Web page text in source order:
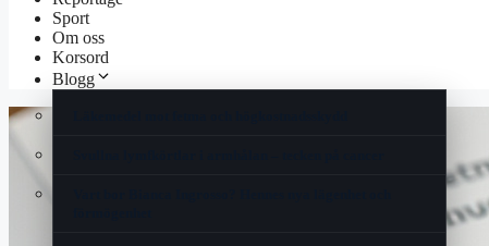
Sport
Om oss
Korsord
Blogg